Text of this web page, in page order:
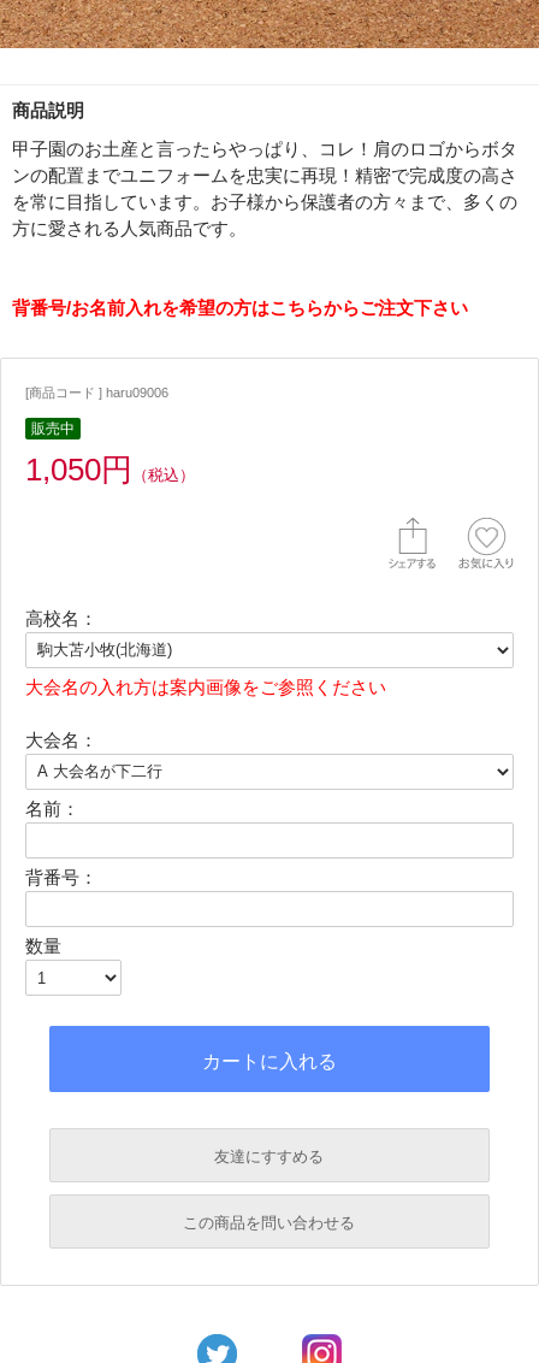
商品説明
甲子園のお土産と言ったらやっぱり、コレ！肩のロゴからボタ
ンの配置までユニフォームを忠実に再現！精密で完成度の高さ
を常に目指しています。お子様から保護者の方々まで、多くの
方に愛される人気商品です。
背番号/お名前入れを希望の方はこちらからご注文下さい
[商品コード ] haru09006
販売中
1,050円 （税込）
高校名：
大会名の入れ方は案内画像をご参照ください
大会名：
名前：
背番号：
数量
友達にすすめる
必須
この商品を問い合わせる
必須